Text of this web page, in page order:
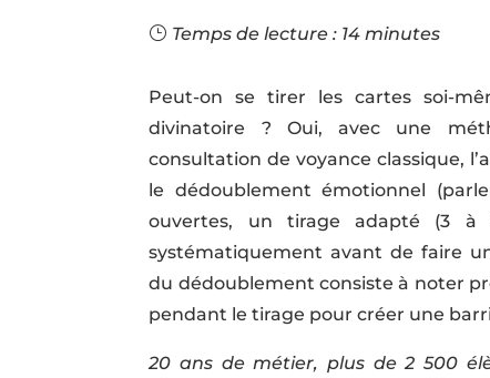
Temps de lecture : 14 minutes
Peut-on se tirer les cartes soi-
divinatoire ? Oui, avec une
consultation de voyance classique,
le dédoublement émotionnel
ouvertes, un tirage adapté (3
systématiquement avant de faire
du dédoublement consiste à noter
pendant le tirage pour créer une
20 ans de métier, plus de 2 500